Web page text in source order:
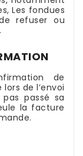
Les fondues
refuser ou
de
de l’envoi
passé sa
la facture